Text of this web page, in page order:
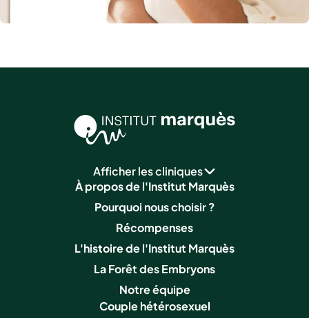
Afficher les cliniques
À propos de l'Institut Marquès
Pourquoi nous choisir ?
Récompenses
L'histoire de l'Institut Marquès
La Forêt des Embryons
Notre équipe
Couple hétérosexuel